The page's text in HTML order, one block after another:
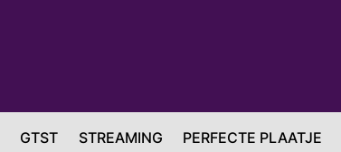
GTST STREAMING PERFECTE PLAATJE